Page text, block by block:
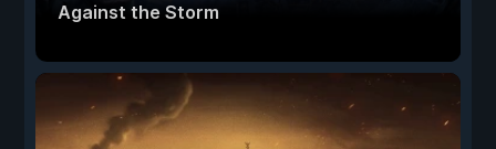
Against the Storm